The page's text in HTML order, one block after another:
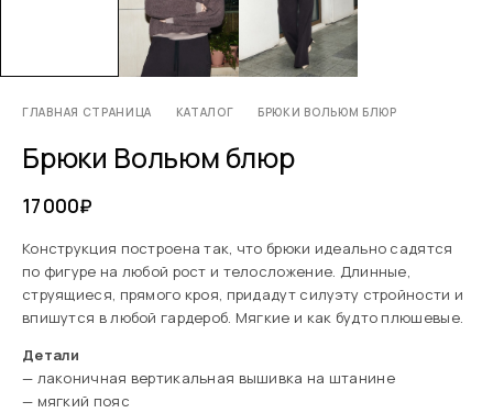
ГЛАВНАЯ СТРАНИЦА КАТАЛОГ БРЮКИ ВОЛЬЮМ БЛЮР
Брюки Вольюм блюр
17 000₽
Конструкция построена так, что брюки идеально садятся
по фигуре на любой рост и телосложение. Длинные,
струящиеся, прямого кроя, придадут силуэту стройности и
впишутся в любой гардероб. Мягкие и как будто плюшевые.
Детали
— лаконичная вертикальная вышивка на штанине
— мягкий пояс